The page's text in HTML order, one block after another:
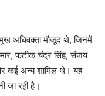
अधिवक्ता मौजूद थे, जिनमें
फटीक चंद्र सिंह, संजय
कई अन्य शामिल थे। यह
जा रही है।